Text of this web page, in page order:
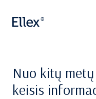
Nuo kitų
keisis